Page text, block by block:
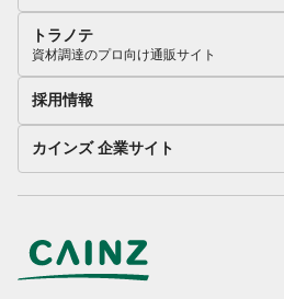
トラノテ
資材調達のプロ向け通販サイト
採用情報
カインズ 企業サイト